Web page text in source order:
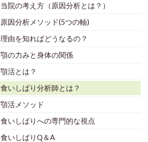
当院の考え方（原因分析とは？）
原因分析メソッド(5つの軸)
理由を知ればどうなるの？
顎の力みと身体の関係
顎活とは？
食いしばり分析師とは？
顎活メソッド
食いしばりへの専門的な視点
食いしばりQ＆A